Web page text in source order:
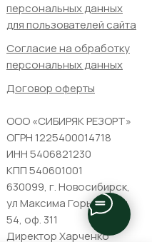
персональных данных
для пользователей сайта
Согласие на обработку
персональных данных
Договор оферты
ООО «СИБИРЯК РЕЗОРТ»
ОГРН 1225400014718
ИНН 5406821230
КПП 540601001
630099, г. Новосибирск,
ул Максима Горького, д.
54, оф. 311
Директор Харченко